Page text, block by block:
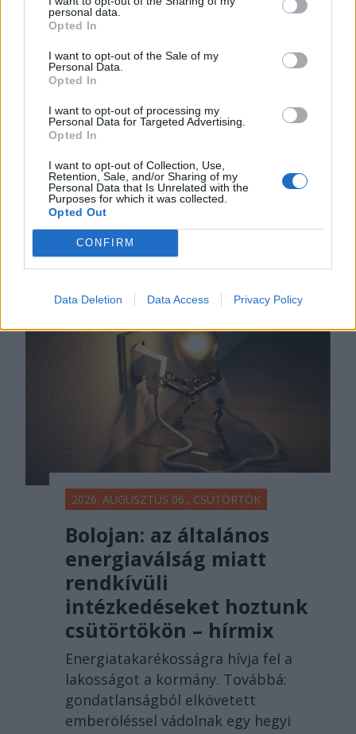
personal data.
Opted In
I want to opt-out of the Sale of my
Personal Data.
Opted In
I want to opt-out of processing my
Personal Data for Targeted Advertising.
Opted In
I want to opt-out of Collection, Use,
Retention, Sale, and/or Sharing of my
Personal Data that Is Unrelated with the
Purposes for which it was collected.
Opted Out
CONFIRM
Data Deletion Data Access Privacy Policy
Több száz embert
verhetett át Untold-
belépőkkel egy
pénteken
Kolozsváron egy fesztiválbelépőkkel
elkövetett lehetséges csalás
ügyében, a károsultak között sok a
magyar diák. Közben alig néhány
szavazat hiányzik egy PSD-RMDSZ-
kormányhoz.
2026. AUGUSZTUS 06., CSÜTÖRTÖK
Bolojan: az általános
energiaválság miatt
rendkívüli
intézkedéseket hoztunk
csütörtökön – hírmix
Energiatakarékosságra hívja fel a
lakosságot a kormány. Továbbá:
gondatlanságból elkövetett
emberöléssel vádolnak egy hegyi